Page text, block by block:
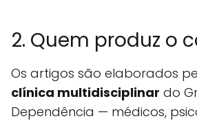
2. Quem produz o
Os artigos são elaborados
clínica multidisciplinar do
Dependência — médicos,